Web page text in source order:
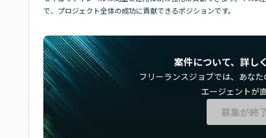
で、プロジェクト全体の成功に貢献できるポジションです。
案件について、詳し
フリーランスジョブでは、 あな
エージェントが
募集が終